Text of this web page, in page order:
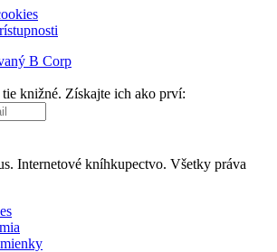
B Corp
knižné. Získajte ich ako prví:
Internetové kníhkupectvo. Všetky práva